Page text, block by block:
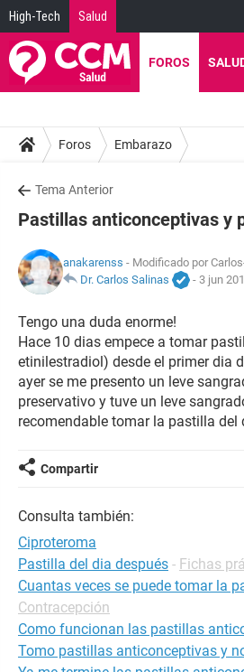
High-Tech Salud
FOROS
Foros Embarazo
Tema Anterior
Pastillas anticonceptivas y
anakarenss - Modificado por
Dr. Carlos Salinas
- 3 jun
Tengo una duda enorme!
Hace 10 dias empece a tomar
etinilestradiol) desde el primer dia
ayer se me presento un leve
preservativo y tuve un leve
recomendable tomar la pastilla del
Compartir
Consulta también:
Ciproteroma
Pastilla del dia después - Fichas
Cuantas veces se puede tomar la
Contracepción
Como funcionan las pastillas
Tomo pastillas anticonceptivas y